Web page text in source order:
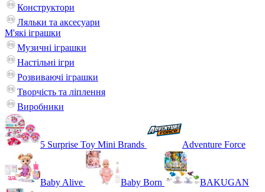
Конструктори
Ляльки та аксесуари
М'які іграшки
Музичні іграшки
Настільні iгри
Розвиваючі іграшки
Творчість та ліплення
Виробники
5 Surprise Toy Mini Brands Adventure Force
Baby Alive Baby Born BAKUGAN